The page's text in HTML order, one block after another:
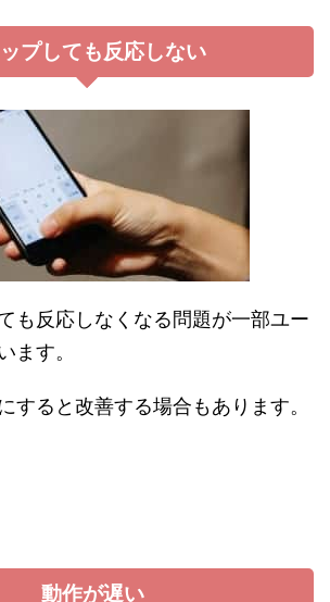
プしても反応しない
も反応しなくなる問題が一部ユー
ます。
すると改善する場合もあります。
動作が遅い